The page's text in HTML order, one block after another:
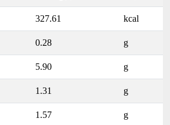
327.61 kcal
0.28 g
5.90 g
1.31 g
1.57 g